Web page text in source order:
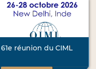
61e réunion du CIML